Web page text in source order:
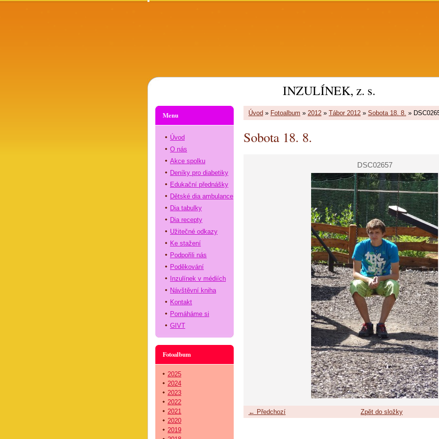
INZULÍNEK, z. s.
Úvod » Fotoalbum » 2012 » Tábor 2012 » Sobota 18. 8. »
Sobota 18. 8.
DSC02657
← Předchozí Zpět do složky
Menu
Úvod
O nás
Akce spolku
Deníky pro diabetiky
Edukační přednášky
Dětské dia ambulance
Dia tabulky
Dia recepty
Užitečné odkazy
Ke stažení
Podpořili nás
Poděkování
Inzulínek v médiích
Návštěvní kniha
Kontakt
Pomáháme si
GIVT
Fotoalbum
2025
2024
2023
2022
2021
2020
2019